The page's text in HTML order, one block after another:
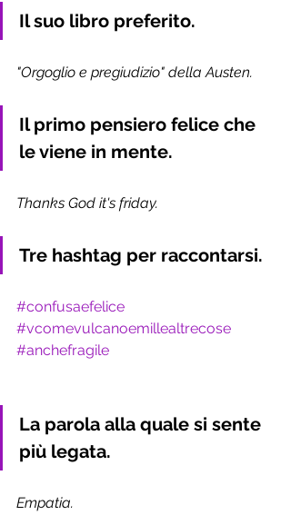
Il suo libro preferito.
"Orgoglio e pregiudizio" della Austen.
Il primo pensiero felice che
le viene in mente.
Thanks God it's friday.
Tre hashtag per raccontarsi.
#confusaefelice
#vcomevulcanoemillealtrecose
#anchefragile
La parola alla quale si sente
più legata.
Empatia.